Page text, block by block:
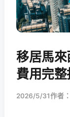
移居馬
費用完整
2026/5/31作者：